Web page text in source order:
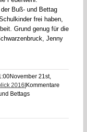
Buß- und Bettag
frei haben,
Grund genug für die
Jenny
November 21st,
2016 Kommentare
Bettags